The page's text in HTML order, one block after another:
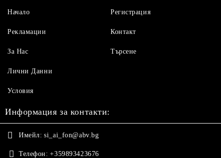
Начало
Рекламации
За Нас
Регистрация
Контакт
Търсене
Лични Данни
Условия
Информация за контакти:
Имейл: si_ai_fon@abv.bg
Телефон: +359893423676